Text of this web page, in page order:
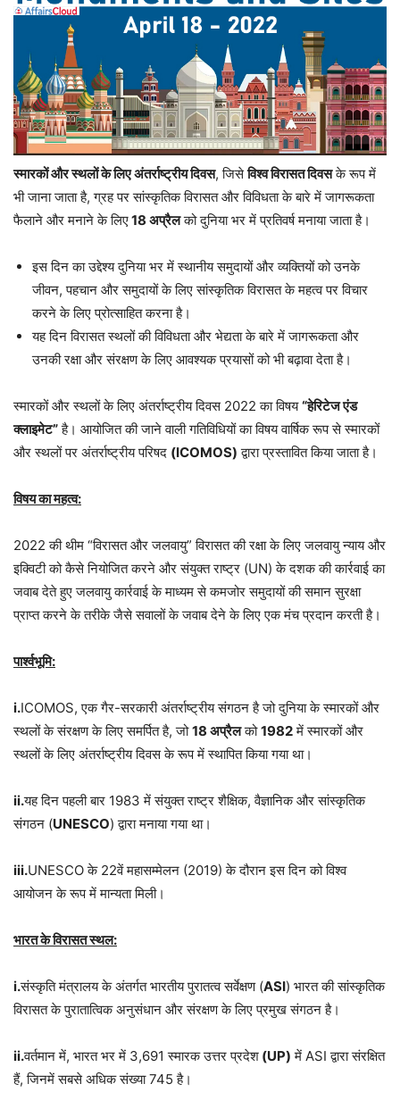
स्मारकों और स्थलों के लिए अंतर्राष्ट्रीय दिवस, जिसेविश्व विरासत दिवसके रूप में
भी जाना जाता है, ग्रह पर सांस्कृतिक विरासत और विविधता के बारे में जागरूकता
फैलाने और मनाने के लिए18 अप्रैलको दुनिया भर में प्रतिवर्ष मनाया जाता है।
इस दिन का उद्देश्य दुनिया भर में स्थानीय समुदायों और व्यक्तियों को उनके
जीवन, पहचान और समुदायों के लिए सांस्कृतिक विरासत के महत्व पर विचार
करने के लिए प्रोत्साहित करना है।
यह दिन विरासत स्थलों की विविधता और भेद्यता के बारे में जागरूकता और
उनकी रक्षा और संरक्षण के लिए आवश्यक प्रयासों को भी बढ़ावा देता है।
स्मारकों और स्थलों के लिए अंतर्राष्ट्रीय दिवस 2022 का विषय“हेरिटेज एंड
क्लाइमेट”है। आयोजित की जाने वाली गतिविधियों का विषय वार्षिक रूप से स्मारकों
और स्थलों पर अंतर्राष्ट्रीय परिषद (ICOMOS) द्वारा प्रस्तावित किया जाता है।
विषय का महत्व:
2022 की थीम “विरासत और जलवायु” विरासत की रक्षा के लिए जलवायु न्याय और
इक्विटी को कैसे नियोजित करने और संयुक्त राष्ट्र (UN) के दशक की कार्रवाई का
जवाब देते हुए जलवायु कार्रवाई के माध्यम से कमजोर समुदायों की समान सुरक्षा
प्राप्त करने के तरीके जैसे सवालों के जवाब देने के लिए एक मंच प्रदान करती है।
पार्श्वभूमि:
i.ICOMOS, एक गैर-सरकारी अंतर्राष्ट्रीय संगठन है जो दुनिया के स्मारकों और
स्थलों के संरक्षण के लिए समर्पित है, जो18 अप्रैलको1982में स्मारकों और
स्थलों के लिए अंतर्राष्ट्रीय दिवस के रूप में स्थापित किया गया था।
ii.यह दिन पहली बार 1983 में संयुक्त राष्ट्र शैक्षिक, वैज्ञानिक और सांस्कृतिक
संगठन (UNESCO) द्वारा मनाया गया था।
iii.UNESCO के 22वें महासम्मेलन (2019) के दौरान इस दिन को विश्व
आयोजन के रूप में मान्यता मिली।
भारत के विरासत स्थल:
i.संस्कृति मंत्रालय के अंतर्गत भारतीय पुरातत्व सर्वेक्षण (ASI) भारत की सांस्कृतिक
विरासत के पुरातात्विक अनुसंधान और संरक्षण के लिए प्रमुख संगठन है।
ii.वर्तमान में, भारत भर में 3,691 स्मारक उत्तर प्रदेश (UP) में ASI द्वारा संरक्षित
हैं, जिनमें सबसे अधिक संख्या 745 है।